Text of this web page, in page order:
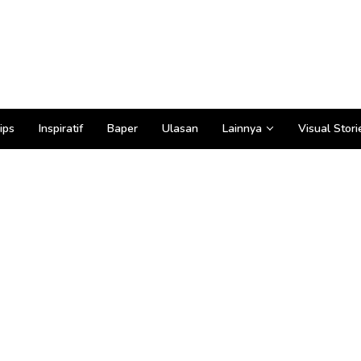
Inspiratif Baper Ulasan Lainnya Visual